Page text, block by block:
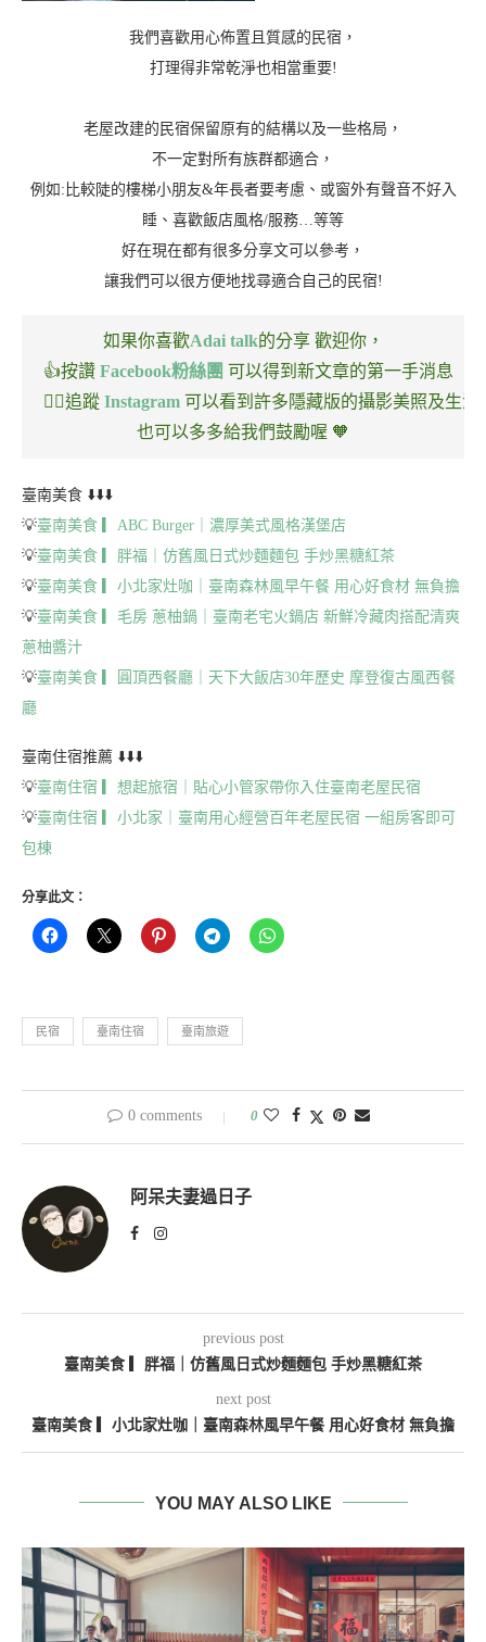
我們喜歡用心佈置且質感的民宿，
打理得非常乾淨也相當重要!
老屋改建的民宿保留原有的結構以及一些格局，
不一定對所有族群都適合，
例如:比較陡的樓梯小朋友&年長者要考慮、或窗外有聲音不好入
睡、喜歡飯店風格/服務…等等
好在現在都有很多分享文可以參考，
讓我們可以很方便地找尋適合自己的民宿!
如果你喜歡Adai talk的分享 歡迎你，
👍按讚 Facebook粉絲團 可以得到新文章的第一手消息
🏃‍♂️追蹤 Instagram 可以看到許多隱藏版的攝影美照及生活
也可以多多給我們鼓勵喔 🧡
臺南美食 ⬇️⬇️⬇️
💡臺南美食 ▎ABC Burger｜濃厚美式風格漢堡店
💡臺南美食 ▎胖福｜仿舊風日式炒麵麵包 手炒黑糖紅茶
💡臺南美食 ▎小北家灶咖｜臺南森林風早午餐 用心好食材 無負擔
💡臺南美食 ▎毛房 蔥柚鍋｜臺南老宅火鍋店 新鮮冷藏肉搭配清爽
蔥柚醬汁
💡臺南美食 ▎圓頂西餐廳｜天下大飯店30年歷史 摩登復古風西餐
廳
臺南住宿推薦 ⬇️⬇️⬇️
💡臺南住宿 ▎想起旅宿｜貼心小管家帶你入住臺南老屋民宿
💡臺南住宿 ▎小北家｜臺南用心經營百年老屋民宿 一組房客即可
包棟
分享此文：
民宿 臺南住宿 臺南旅遊
0 comments 0
阿呆夫妻過日子
previous post
臺南美食 ▎胖福｜仿舊風日式炒麵麵包 手炒黑糖紅茶
next post
臺南美食 ▎小北家灶咖｜臺南森林風早午餐 用心好食材 無負擔
YOU MAY ALSO LIKE